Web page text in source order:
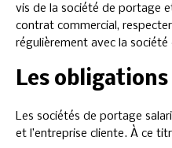
vis de la société de portage
contrat commercial,
régulièrement avec la
Les
Les sociétés de portage
et l’entreprise cliente. À ce